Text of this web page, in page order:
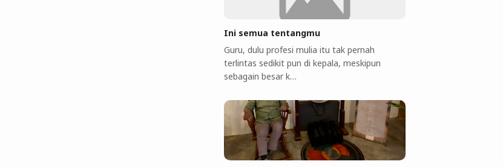
Ini semua tentangmu
Guru, dulu profesi mulia itu tak pernah
terlintas sedikit pun di kepala, meskipun
sebagain besar k…